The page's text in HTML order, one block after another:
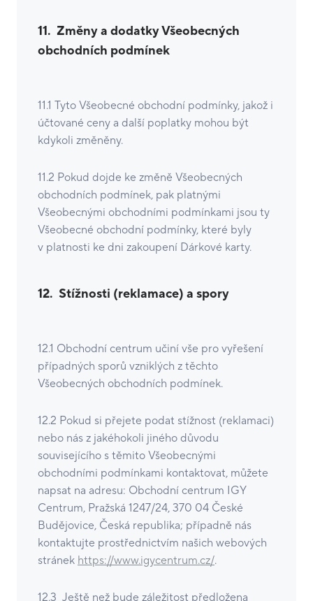
11. Změny a dodatky Všeobecných
obchodních podmínek
11.1 Tyto Všeobecné obchodní podmínky, jakož i
účtované ceny a další poplatky mohou být
kdykoli změněny.
11.2 Pokud dojde ke změně Všeobecných
obchodních podmínek, pak platnými
Všeobecnými obchodními podmínkami jsou ty
Všeobecné obchodní podmínky, které byly
v platnosti ke dni zakoupení Dárkové karty.
12. Stížnosti (reklamace) a spory
12.1 Obchodní centrum učiní vše pro vyřešení
případných sporů vzniklých z těchto
Všeobecných obchodních podmínek.
12.2 Pokud si přejete podat stížnost (reklamaci)
nebo nás z jakéhokoli jiného důvodu
souvisejícího s těmito Všeobecnými
obchodními podmínkami kontaktovat, můžete
napsat na adresu: Obchodní centrum IGY
Centrum, Pražská 1247/24, 370 04 České
Budějovice, Česká republika; případně nás
kontaktujte prostřednictvím našich webových
stránek https://www.igycentrum.cz/.
12.3 Ještě než bude záležitost předložena